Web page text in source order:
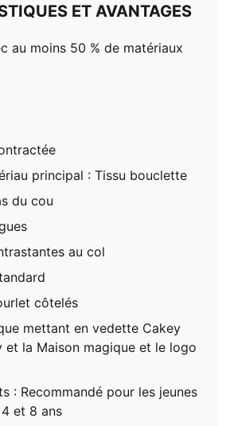
ET AVANTAGES
au moins 50 % de matériaux
principal : Tissu bouclette
du cou
au col
côtelés
mettant en vedette Cakey
et la Maison magique et le logo
: Recommandé pour les jeunes
et 8 ans